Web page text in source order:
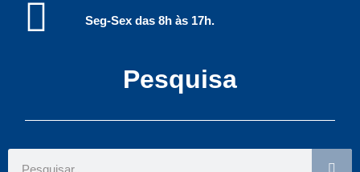
Seg-Sex das 8h às 17h.
Pesquisa